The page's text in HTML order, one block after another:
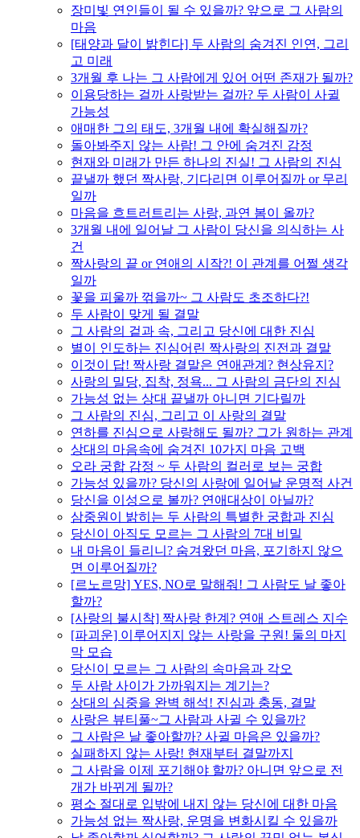
장미빛 연인들이 될 수 있을까? 앞으로 그 사람의
마음
[태양과 달이 밝힌다] 두 사람의 숨겨진 인연, 그리
고 미래
3개월 후 나는 그 사람에게 있어 어떤 존재가 될까?
이용당하는 걸까 사랑받는 걸까? 두 사람이 사귈
가능성
애매한 그의 태도, 3개월 내에 확실해질까?
돌아봐주지 않는 사람! 그 안에 숨겨진 감정
현재와 미래가 만든 하나의 진실! 그 사람의 진심
끝낼까 했던 짝사랑, 기다리면 이루어질까 or 무리
일까
마음을 흐트러트리는 사랑, 과연 봄이 올까?
3개월 내에 일어날 그 사람이 당신을 의식하는 사
건
짝사랑의 끝 or 연애의 시작?! 이 관계를 어쩔 생각
일까
꽃을 피울까 꺾을까~ 그 사람도 초조하다?!
두 사람이 맞게 될 결말
그 사람의 겉과 속, 그리고 당신에 대한 진심
별이 인도하는 진심어린 짝사랑의 진전과 결말
이것이 답! 짝사랑 결말은 연애관계? 현상유지?
사랑의 밀당, 집착, 정욕... 그 사람의 금단의 진심
가능성 없는 상대 끝낼까 아니면 기다릴까
그 사람의 진심, 그리고 이 사랑의 결말
연하를 진심으로 사랑해도 될까? 그가 원하는 관계
상대의 마음속에 숨겨진 10가지 마음 고백
오라 궁합 감정 ~ 두 사람의 컬러로 보는 궁합
가능성 있을까? 당신의 사랑에 일어날 운명적 사건
당신을 이성으로 볼까? 연애대상이 아닐까?
삼중원이 밝히는 두 사람의 특별한 궁합과 진심
당신이 아직도 모르는 그 사람의 7대 비밀
내 마음이 들리니? 숨겨왔던 마음, 포기하지 않으
면 이루어질까?
[르노르망] YES, NO로 말해줘! 그 사람도 날 좋아
할까?
[사랑의 불시착] 짝사랑 한계? 연애 스트레스 지수
[파괴운] 이루어지지 않는 사랑을 구원! 둘의 마지
막 모습
당신이 모르는 그 사람의 속마음과 각오
두 사람 사이가 가까워지는 계기는?
상대의 심중을 완벽 해석! 진심과 충동, 결말
사랑은 뷰티풀~그 사람과 사귈 수 있을까?
그 사람은 날 좋아할까? 사귈 마음은 있을까?
실패하지 않는 사랑! 현재부터 결말까지
그 사람을 이제 포기해야 할까? 아니면 앞으로 전
개가 바뀌게 될까?
평소 절대로 입밖에 내지 않는 당신에 대한 마음
가능성 없는 짝사랑, 운명을 변화시킬 수 있을까